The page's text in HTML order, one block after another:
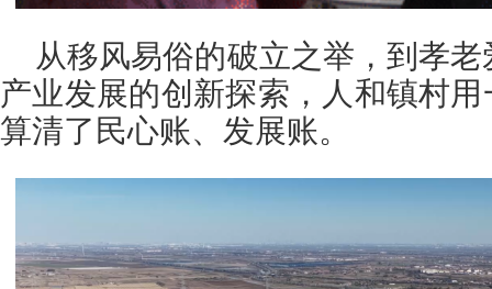
从移风易俗的破立之举，到孝
产业发展的创新探索，人和镇村
算清了民心账、发展账。